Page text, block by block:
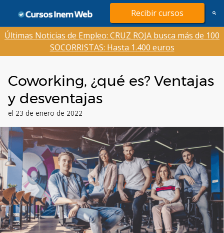
contenido
Recibir cursos
Últimas Noticias de Empleo: CRUZ ROJA busca más de 100
SOCORRISTAS: Hasta 1.400 euros
Coworking, ¿qué es? Ventajas
y desventajas
el 23 de enero de 2022